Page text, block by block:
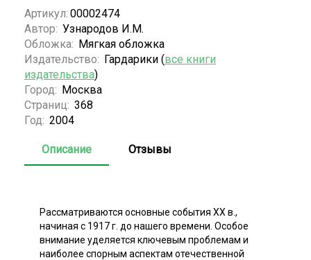
Артикул: 00002474
Автор: Узнародов И.М.
Обложка: Мягкая обложка
Издательство: Гардарики (все книги
издательства)
Город: Москва
Страниц: 368
Год: 2004
Описание Отзывы
Рассматриваются основные события XX в.,
начиная с 1917 г. до нашего времени. Особое
внимание уделяется ключевым проблемам и
наиболее спорным аспектам отечественной